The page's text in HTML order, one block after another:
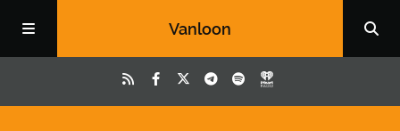
Vanloon